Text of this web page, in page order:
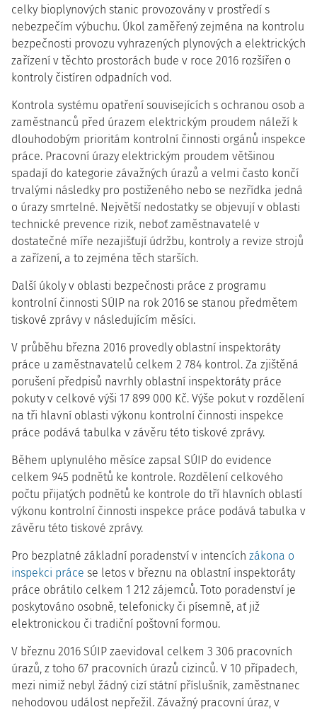
celky bioplynových stanic provozovány v prostředí s
nebezpečím výbuchu. Úkol zaměřený zejména na kontrolu
bezpečnosti provozu vyhrazených plynových a elektrických
zařízení v těchto prostorách bude v roce 2016 rozšířen o
kontroly čistíren odpadních vod.
Kontrola systému opatření souvisejících s ochranou osob a
zaměstnanců před úrazem elektrickým proudem náleží k
dlouhodobým prioritám kontrolní činnosti orgánů inspekce
práce. Pracovní úrazy elektrickým proudem většinou
spadají do kategorie závažných úrazů a velmi často končí
trvalými následky pro postiženého nebo se nezřídka jedná
o úrazy smrtelné. Největší nedostatky se objevují v oblasti
technické prevence rizik, neboť zaměstnavatelé v
dostatečné míře nezajišťují údržbu, kontroly a revize strojů
a zařízení, a to zejména těch starších.
Další úkoly v oblasti bezpečnosti práce z programu
kontrolní činnosti SÚIP na rok 2016 se stanou předmětem
tiskové zprávy v následujícím měsíci.
V průběhu března 2016 provedly oblastní inspektoráty
práce u zaměstnavatelů celkem 2 784 kontrol. Za zjištěná
porušení předpisů navrhly oblastní inspektoráty práce
pokuty v celkové výši 17 899 000 Kč. Výše pokut v rozdělení
na tři hlavní oblasti výkonu kontrolní činnosti inspekce
práce podává tabulka v závěru této tiskové zprávy.
Během uplynulého měsíce zapsal SÚIP do evidence
celkem 945 podnětů ke kontrole. Rozdělení celkového
počtu přijatých podnětů ke kontrole do tří hlavních oblastí
výkonu kontrolní činnosti inspekce práce podává tabulka v
závěru této tiskové zprávy.
Pro bezplatné základní poradenství v intencích zákona o
inspekci práce se letos v březnu na oblastní inspektoráty
práce obrátilo celkem 1 212 zájemců. Toto poradenství je
poskytováno osobně, telefonicky či písemně, ať již
elektronickou či tradiční poštovní formou.
V březnu 2016 SÚIP zaevidoval celkem 3 306 pracovních
úrazů, z toho 67 pracovních úrazů cizinců. V 10 případech,
mezi nimiž nebyl žádný cizí státní příslušník, zaměstnanec
nehodovou událost nepřežil. Závažný pracovní úraz, v